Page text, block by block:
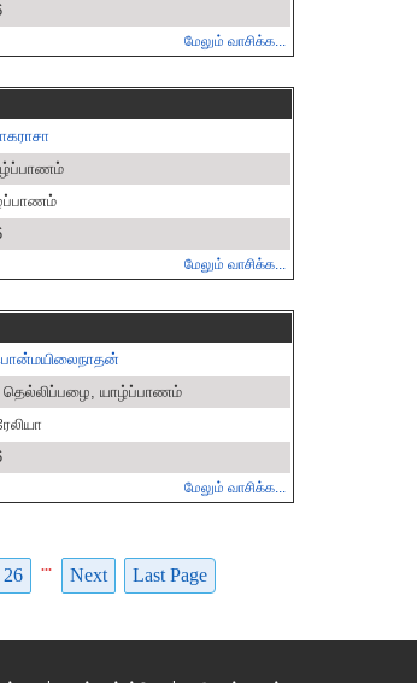
மேலும் வாசிக்க...
மேலும் வாசிக்க...
தெல்லிப்பழை, யாழ்ப்பாணம்
மேலும் வாசிக்க...
26 ... Next Last Page